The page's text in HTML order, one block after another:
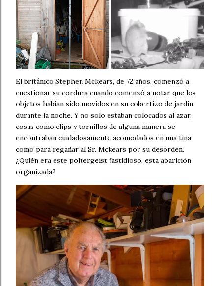
El británico Stephen Mckears, de 72 años, comenzó a
cuestionar su cordura cuando comenzó a notar que los
objetos habían sido movidos en su cobertizo de jardín
durante la noche. Y no solo estaban colocados al azar,
cosas como clips y tornillos de alguna manera se
encontraban cuidadosamente acomodados en una tina
como para regañar al Sr. Mckears por su desorden.
¿Quién era este poltergeist fastidioso, esta aparición
organizada?